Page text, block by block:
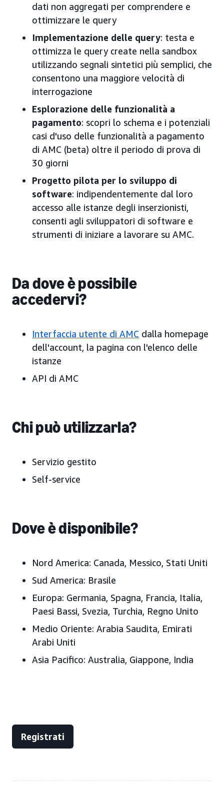
dati non aggregati per comprendere e
ottimizzare le query
Implementazione delle query: testa e
ottimizza le query create nella sandbox
utilizzando segnali sintetici più semplici, che
consentono una maggiore velocità di
interrogazione
Esplorazione delle funzionalità a
pagamento: scopri lo schema e i potenziali
casi d'uso delle funzionalità a pagamento
di AMC (beta) oltre il periodo di prova di
30 giorni
Progetto pilota per lo sviluppo di
software: indipendentemente dal loro
accesso alle istanze degli inserzionisti,
consenti agli sviluppatori di software e
strumenti di iniziare a lavorare su AMC.
Da dove è possibile
accedervi?
Interfaccia utente di AMC dalla homepage
dell'account, la pagina con l'elenco delle
istanze
API di AMC
Chi può utilizzarla?
Servizio gestito
Self-service
Dove è disponibile?
Nord America: Canada, Messico, Stati Uniti
Sud America: Brasile
Europa: Germania, Spagna, Francia, Italia,
Paesi Bassi, Svezia, Turchia, Regno Unito
Medio Oriente: Arabia Saudita, Emirati
Arabi Uniti
Asia Pacifico: Australia, Giappone, India
Registrati